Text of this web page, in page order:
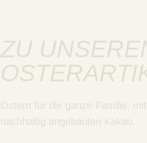
ZU
Ostern für die ganze Familie,
nachhaltig angebauten Kakao.